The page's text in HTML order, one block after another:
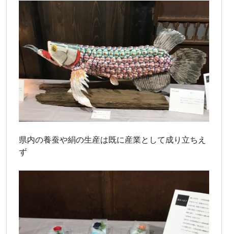
県内の養蚕や絹の生産は既に産業として成り立ちえ
ず